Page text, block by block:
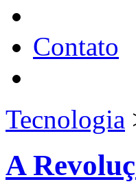
Contato
Tecnologia
A